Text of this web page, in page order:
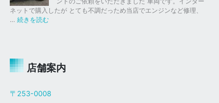
仕
様
ス
ネットで購入したが とても不調だっため当店でエンジンなど修理、
… 続きを読む
Ｘ
ク
店舗案内
〒253-0008